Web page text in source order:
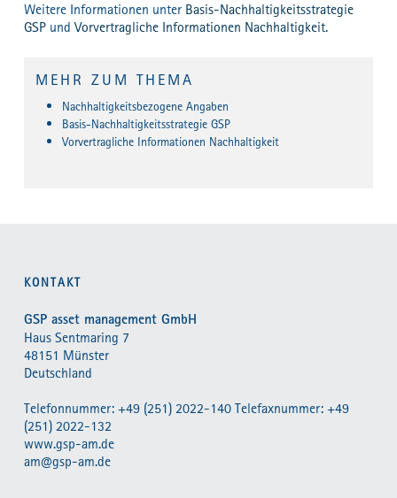
Weitere Informationen unter Basis-Nachhaltigkeitsstrategie
GSPundVorvertragliche Informationen Nachhaltigkeit.
MEHR ZUM THEMA
Nachhaltigkeitsbezogene Angaben
Basis-Nachhaltigkeitsstrategie GSP
Vorvertragliche Informationen Nachhaltigkeit
KONTAKT
GSP asset management GmbH
Haus Sentmaring 7
48151 Münster
Deutschland
Telefonnummer: +49 (251) 2022-140 Telefaxnummer: +49
(251) 2022-132
www.gsp-am.de
am@gsp-am.de